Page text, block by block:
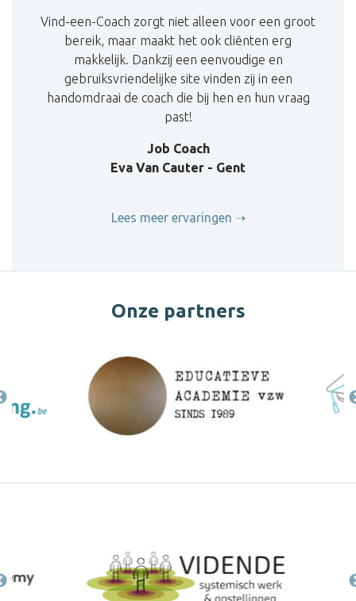
Vind-een-Coach zorgt niet alleen voor een groot
bereik, maar maakt het ook cliënten erg
makkelijk. Dankzij een eenvoudige en
gebruiksvriendelijke site vinden zij in een
handomdraai de coach die bij hen en hun vraag
past!
Job Coach
Eva Van Cauter - Gent
Lees meer ervaringen
Onze partners